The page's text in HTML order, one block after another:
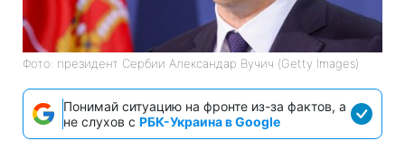
Фото: президент Сербии Александар Вучич (Getty Images)
Понимай ситуацию на фронте из-за фактов, а
не слухов с РБК-Украина в Google